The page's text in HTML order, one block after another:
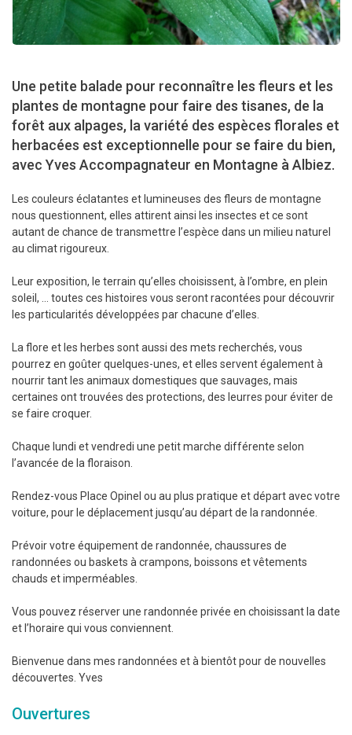
Une petite balade pour reconnaître les fleurs et les
plantes de montagne pour faire des tisanes, de la
forêt aux alpages, la variété des espèces florales et
herbacées est exceptionnelle pour se faire du bien,
avec Yves Accompagnateur en Montagne à Albiez.
Les couleurs éclatantes et lumineuses des fleurs de montagne
nous questionnent, elles attirent ainsi les insectes et ce sont
autant de chance de transmettre l’espèce dans un milieu naturel
au climat rigoureux.
Leur exposition, le terrain qu’elles choisissent, à l’ombre, en plein
soleil, … toutes ces histoires vous seront racontées pour découvrir
les particularités développées par chacune d’elles.
La flore et les herbes sont aussi des mets recherchés, vous
pourrez en goûter quelques-unes, et elles servent également à
nourrir tant les animaux domestiques que sauvages, mais
certaines ont trouvées des protections, des leurres pour éviter de
se faire croquer.
Chaque lundi et vendredi une petit marche différente selon
l’avancée de la floraison.
Rendez-vous Place Opinel ou au plus pratique et départ avec votre
voiture, pour le déplacement jusqu’au départ de la randonnée.
Prévoir votre équipement de randonnée, chaussures de
randonnées ou baskets à crampons, boissons et vêtements
chauds et imperméables.
Vous pouvez réserver une randonnée privée en choisissant la date
et l’horaire qui vous conviennent.
Bienvenue dans mes randonnées et à bientôt pour de nouvelles
découvertes. Yves
Ouvertures